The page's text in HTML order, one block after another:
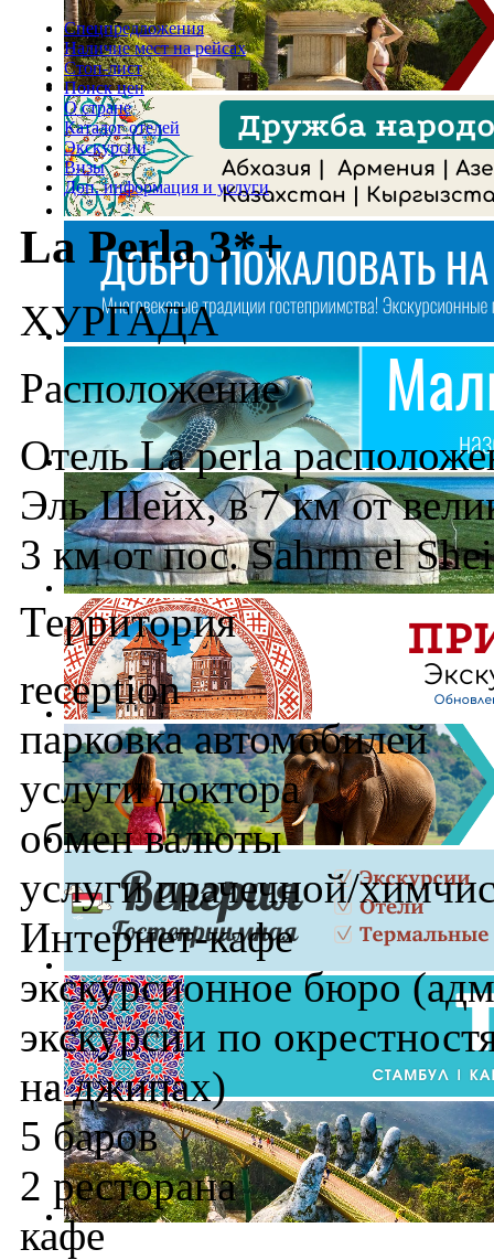
Спецпредложения
Наличие мест на рейсах
Стоп-лист
Поиск цен
О стране
Каталог отелей
Экскурсии
Визы
Доп. информация и услуги
La Perla 3*+
ХУРГАДA
Расположение
Отель La perla
Эль Шейх, в 7 км от
3 км от пос. Sahrm el
Территория
reception
парковка автомобилей
услуги доктора
обмен валюты
услуги прачечной/
Интернет-кафе
экскурсионное бюро
экскурсии по
на джипах)
5 баров
2 ресторана
кафе